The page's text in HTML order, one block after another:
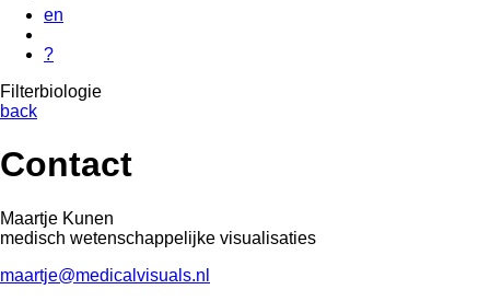
en
?
Filterbiologie
back
Contact
Maartje Kunen
medisch wetenschappelijke visualisaties
maartje@medicalvisuals.nl